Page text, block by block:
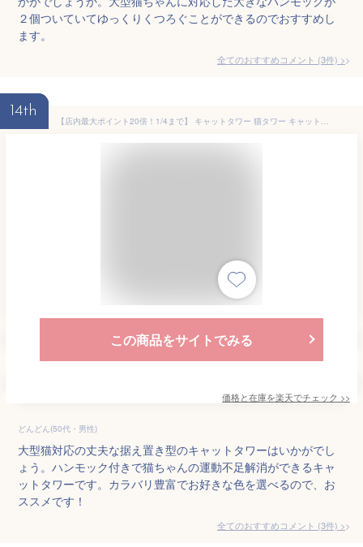
２個ついていてゆっくりくつろぐことができるのでおすすめし
ます。
全てのおすすめコメント (3件) >
14th
【店内最大ポイント20倍！1/4まで】 キャットタワー 猫タワー キャットタワー 大型猫 多頭飼い おしゃれ 据え置き スリム 中型 大型 ハンモック付 かわいい おもちゃ 運動不足 安定 頑丈 爪とぎ 爪研ぎ 麻紐 子猫 シニア 省スペース 送料無料 AIFY
この商品をサイトでみる
価格と在庫を楽天でチェック >>
どんどん(50代・男性)
大型猫対応の丈夫な据え置き型のキャットタワーはいかがでし
ょう。ハンモック付きで猫ちゃんの運動不足解消ができるキャ
ットタワーです。カラバリ豊富でお好きな色を選べるので、お
ススメです！
全てのおすすめコメント (3件) >